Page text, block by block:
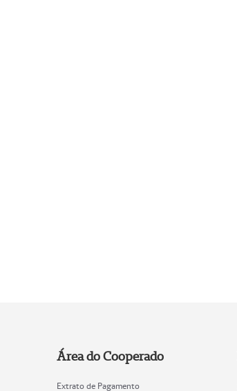
Área do Cooperado
Extrato de Pagamento